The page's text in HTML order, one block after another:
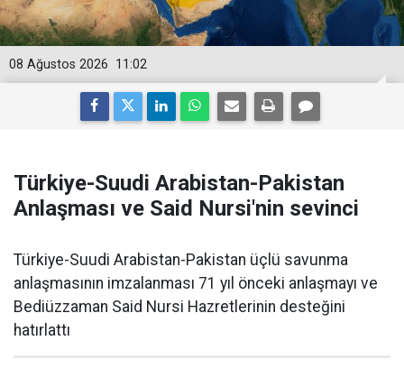
11:02
08 Ağustos 2026
Türkiye-Suudi Arabistan-Pakistan
Anlaşması ve Said Nursi'nin sevinci
Türkiye-Suudi Arabistan-Pakistan üçlü savunma
anlaşmasının imzalanması 71 yıl önceki anlaşmayı ve
Bediüzzaman Said Nursi Hazretlerinin desteğini
hatırlattı